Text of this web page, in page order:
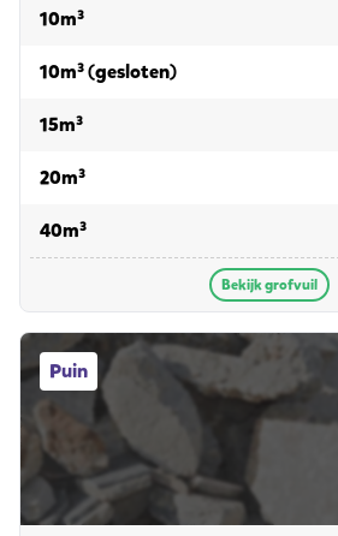
10m³voor grofvuil
10m³ (gesloten)voor grofvuil
15m³voor grofvuil
20m³voor grofvuil
40m³voor grofvuil
Bekijk grofvuil
Puin
Puin afvalcontainers